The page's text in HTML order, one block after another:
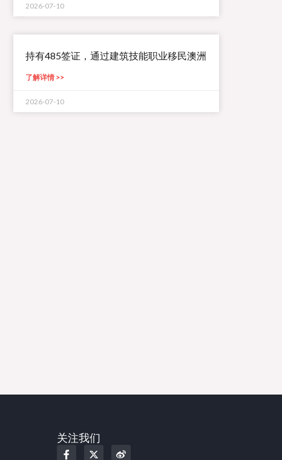
2026-07-10
持有485签证，通过建筑技能职业移民澳洲
了解详情 >>
2026-07-10
关注我们
F
X
W